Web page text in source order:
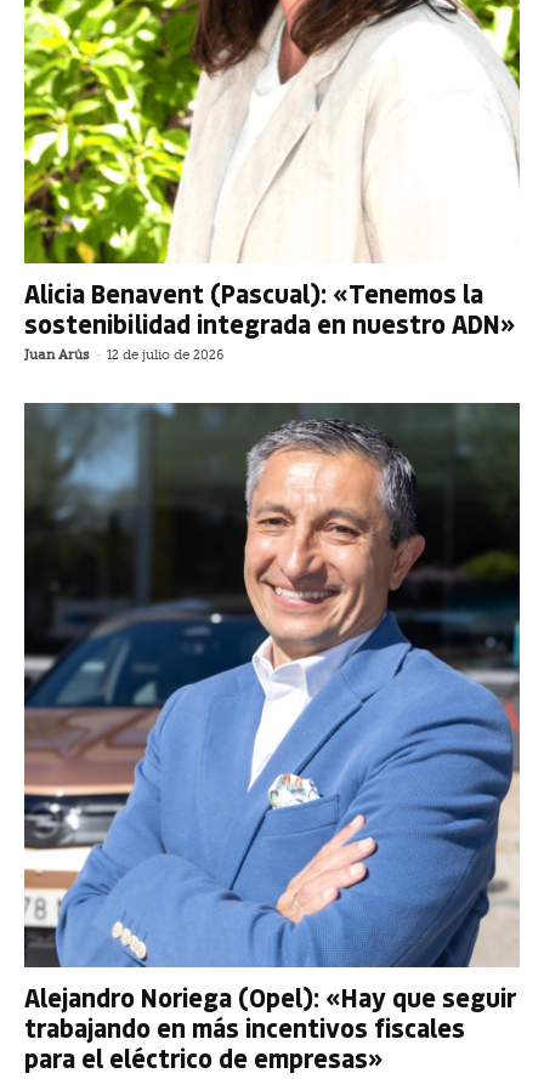
Alicia Benavent (Pascual): «Tenemos la
sostenibilidad integrada en nuestro ADN»
Juan Arús - 12 de julio de 2026
Alejandro Noriega (Opel): «Hay que seguir
trabajando en más incentivos fiscales
para el eléctrico de empresas»